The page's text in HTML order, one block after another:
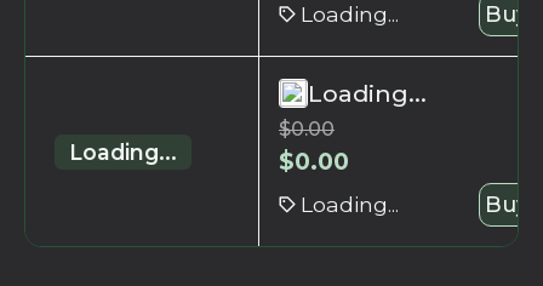
Loading... Buy
Loading...
Loading...
$0.00
$0.00
Loading... Buy